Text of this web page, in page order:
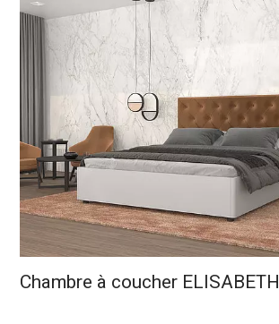
Chambre à coucher ELISABETH